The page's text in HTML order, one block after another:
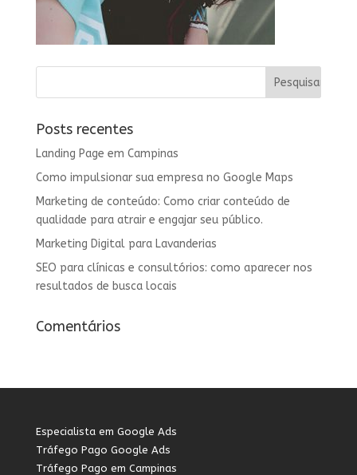
Posts recentes
Landing Page em Campinas
Como impulsionar sua empresa no Google Maps
Marketing de conteúdo: Como criar conteúdo de
qualidade para atrair e engajar seu público.
Marketing Digital para Lavanderias
SEO para clínicas e consultórios: como aparecer nos
resultados de busca locais
Comentários
Especialista em Google Ads
Tráfego Pago Google Ads
Tráfego Pago em Campinas